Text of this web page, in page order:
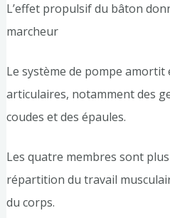
L’effet propulsif du bâton
marcheur
Le système de pompe amortit
articulaires, notamment des
coudes et des épaules.
Les quatre membres sont
répartition du travail
du corps.